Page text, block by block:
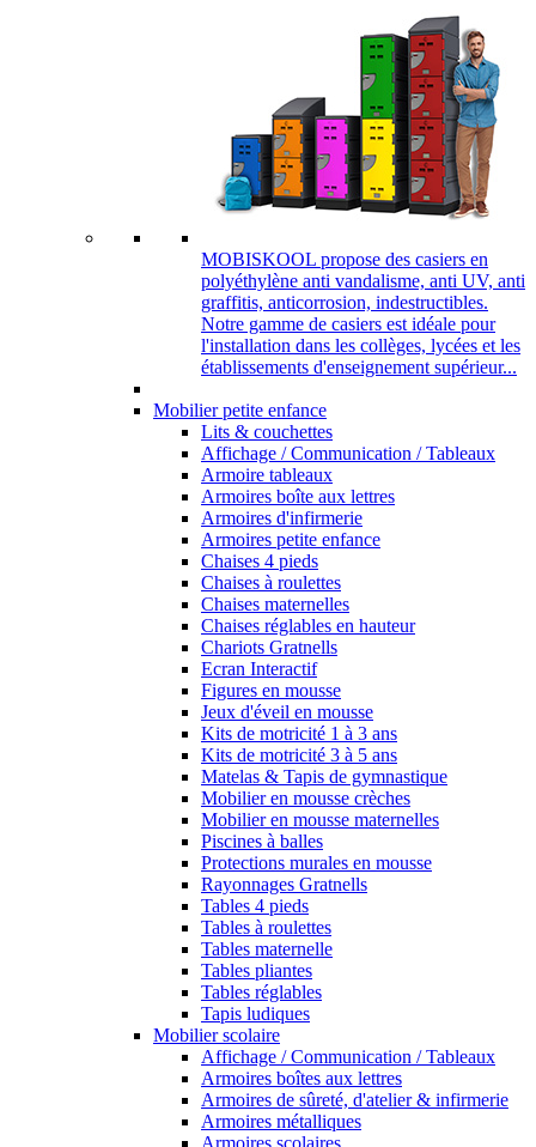
MOBISKOOL propose des casiers en
polyéthylène anti vandalisme, anti UV, anti
graffitis, anticorrosion, indestructibles.
Notre gamme de casiers est idéale pour
l'installation dans les collèges, lycées et les
établissements d'enseignement supérieur...
Mobilier petite enfance
Lits & couchettes
Affichage / Communication / Tableaux
Armoire tableaux
Armoires boîte aux lettres
Armoires d'infirmerie
Armoires petite enfance
Chaises 4 pieds
Chaises à roulettes
Chaises maternelles
Chaises réglables en hauteur
Chariots Gratnells
Ecran Interactif
Figures en mousse
Jeux d'éveil en mousse
Kits de motricité 1 à 3 ans
Kits de motricité 3 à 5 ans
Matelas & Tapis de gymnastique
Mobilier en mousse crèches
Mobilier en mousse maternelles
Piscines à balles
Protections murales en mousse
Rayonnages Gratnells
Tables 4 pieds
Tables à roulettes
Tables maternelle
Tables pliantes
Tables réglables
Tapis ludiques
Mobilier scolaire
Affichage / Communication / Tableaux
Armoires boîtes aux lettres
Armoires de sûreté, d'atelier & infirmerie
Armoires métalliques
Armoires scolaires